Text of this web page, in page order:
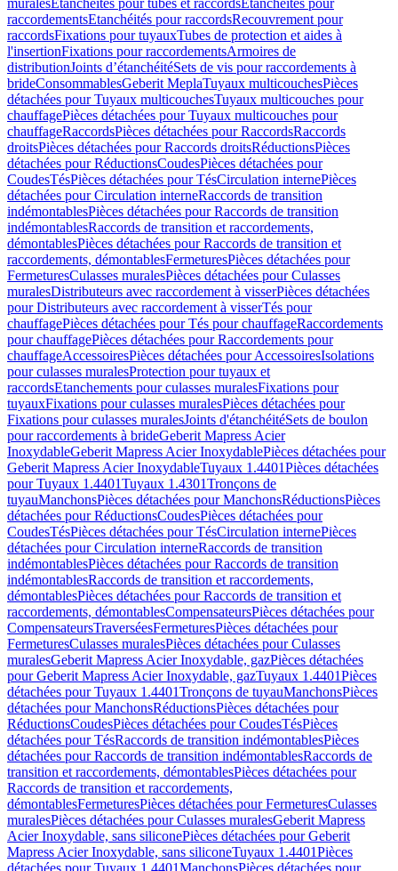
muralesEtanchéités pour tubes et raccordsEtanchéités pour
raccordementsEtanchéités pour raccordsRecouvrement pour
raccordsFixations pour tuyauxTubes de protection et aides à
l'insertionFixations pour raccordementsArmoires de
distributionJoints d’étanchéitéSets de vis pour raccordements à
brideConsommablesGeberit MeplaTuyaux multicouchesPièces
détachées pour Tuyaux multicouchesTuyaux multicouches pour
chauffagePièces détachées pour Tuyaux multicouches pour
chauffageRaccordsPièces détachées pour RaccordsRaccords
droitsPièces détachées pour Raccords droitsRéductionsPièces
détachées pour RéductionsCoudesPièces détachées pour
CoudesTésPièces détachées pour TésCirculation internePièces
détachées pour Circulation interneRaccords de transition
indémontablesPièces détachées pour Raccords de transition
indémontablesRaccords de transition et raccordements,
démontablesPièces détachées pour Raccords de transition et
raccordements, démontablesFermeturesPièces détachées pour
FermeturesCulasses muralesPièces détachées pour Culasses
muralesDistributeurs avec raccordement à visserPièces détachées
pour Distributeurs avec raccordement à visserTés pour
chauffagePièces détachées pour Tés pour chauffageRaccordements
pour chauffagePièces détachées pour Raccordements pour
chauffageAccessoiresPièces détachées pour AccessoiresIsolations
pour culasses muralesProtection pour tuyaux et
raccordsEtanchements pour culasses muralesFixations pour
tuyauxFixations pour culasses muralesPièces détachées pour
Fixations pour culasses muralesJoints d'étanchéitéSets de boulon
pour raccordements à brideGeberit Mapress Acier
InoxydableGeberit Mapress Acier InoxydablePièces détachées pour
Geberit Mapress Acier InoxydableTuyaux 1.4401Pièces détachées
pour Tuyaux 1.4401Tuyaux 1.4301Tronçons de
tuyauManchonsPièces détachées pour ManchonsRéductionsPièces
détachées pour RéductionsCoudesPièces détachées pour
CoudesTésPièces détachées pour TésCirculation internePièces
détachées pour Circulation interneRaccords de transition
indémontablesPièces détachées pour Raccords de transition
indémontablesRaccords de transition et raccordements,
démontablesPièces détachées pour Raccords de transition et
raccordements, démontablesCompensateursPièces détachées pour
CompensateursTraverséesFermeturesPièces détachées pour
FermeturesCulasses muralesPièces détachées pour Culasses
muralesGeberit Mapress Acier Inoxydable, gazPièces détachées
pour Geberit Mapress Acier Inoxydable, gazTuyaux 1.4401Pièces
détachées pour Tuyaux 1.4401Tronçons de tuyauManchonsPièces
détachées pour ManchonsRéductionsPièces détachées pour
RéductionsCoudesPièces détachées pour CoudesTésPièces
détachées pour TésRaccords de transition indémontablesPièces
détachées pour Raccords de transition indémontablesRaccords de
transition et raccordements, démontablesPièces détachées pour
Raccords de transition et raccordements,
démontablesFermeturesPièces détachées pour FermeturesCulasses
muralesPièces détachées pour Culasses muralesGeberit Mapress
Acier Inoxydable, sans siliconePièces détachées pour Geberit
Mapress Acier Inoxydable, sans siliconeTuyaux 1.4401Pièces
détachées pour Tuyaux 1.4401ManchonsPièces détachées pour